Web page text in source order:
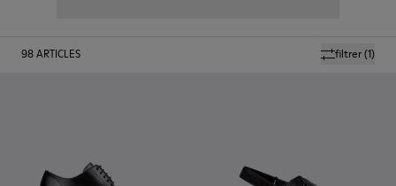
filtrer(1)
98ARTICLES